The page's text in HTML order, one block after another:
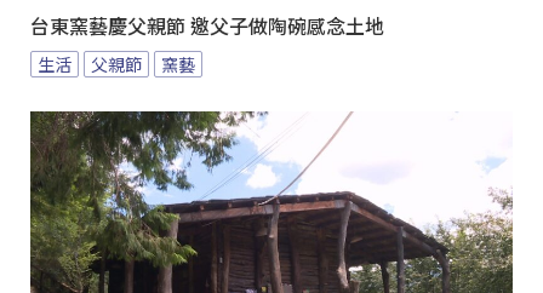
台東窯藝慶父親節 邀父子做陶碗感念土地
生活 父親節 窯藝